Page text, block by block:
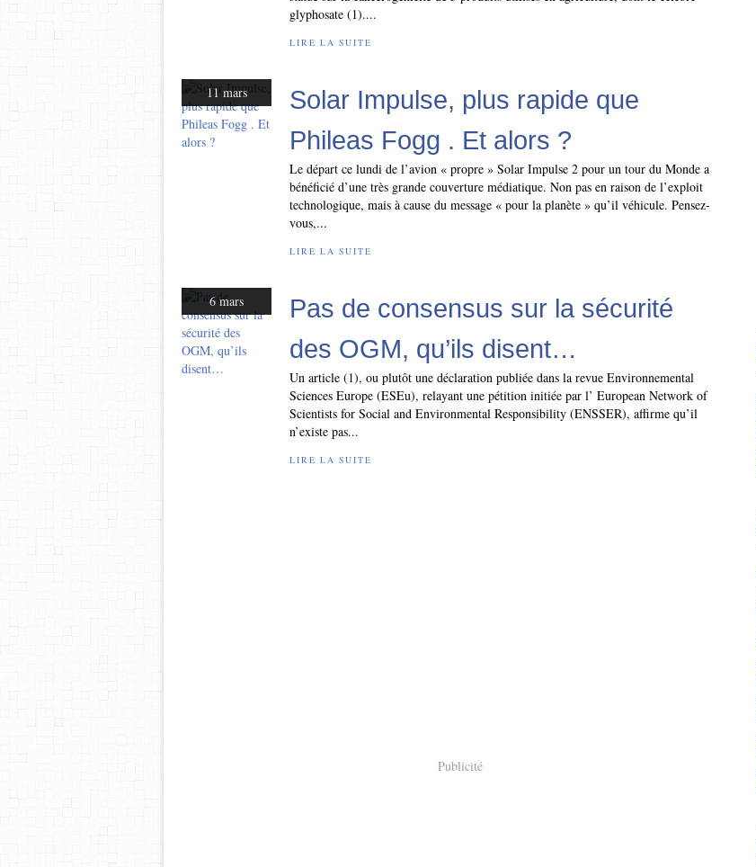
glyphosate (1)....
LIRE LA SUITE
11 mars
Solar Impulse, plus rapide que
Phileas Fogg . Et alors ?
Le départ ce lundi de l’avion « propre » Solar Impulse 2 pour un tour du Monde a
bénéficié d’une très grande couverture médiatique. Non pas en raison de l’exploit
technologique, mais à cause du message « pour la planète » qu’il véhicule. Pensez-
vous,...
LIRE LA SUITE
6 mars
Pas de consensus sur la sécurité
des OGM, qu’ils disent…
Un article (1), ou plutôt une déclaration publiée dans la revue Environnemental
Sciences Europe (ESEu), relayant une pétition initiée par l’ European Network of
Scientists for Social and Environmental Responsibility (ENSSER), affirme qu’il
n’existe pas...
LIRE LA SUITE
Publicité